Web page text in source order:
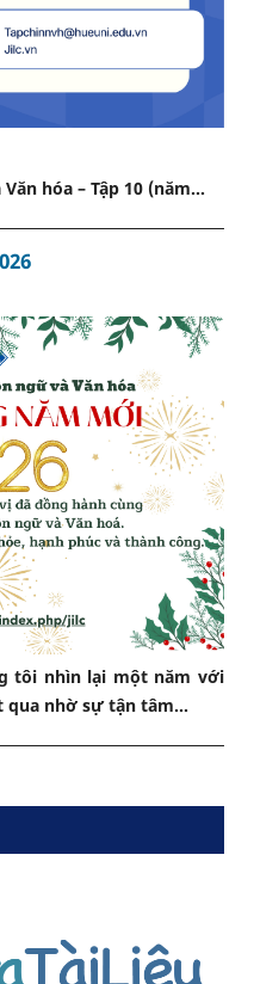
hóa – Tập 10 (năm...
tôi nhìn lại một năm với
nhờ sự tận tâm...